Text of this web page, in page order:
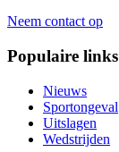
Neem contact op
Populaire links
Nieuws
Sportongeval
Uitslagen
Wedstrijden